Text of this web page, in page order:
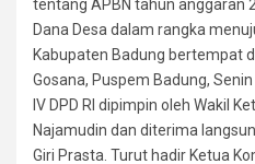
tentang APBN tahun anggaran
Dana Desa dalam rangka
Kabupaten Badung bertempat
Gosana, Puspem Badung,
IV DPD RI dipimpin oleh Wakil
Najamudin dan diterima
Giri Prasta. Turut hadir Ketua